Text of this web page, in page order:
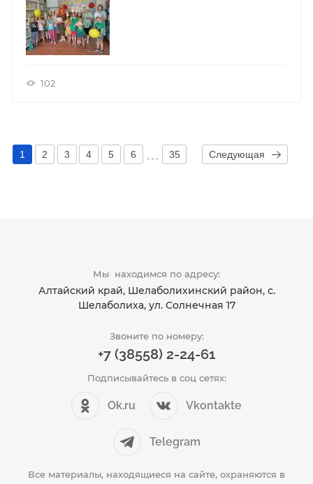
102
1 2 3 4 5 6 35 Следующая
Мы находимся по адресу:
Алтайский край, Шелаболихинский район, с.
Шелаболиха, ул. Солнечная 17
Звоните по номеру:
+7 (38558) 2-24-61
Подписывайтесь в соц сетях:
Ok.ru Vkontakte
Telegram
Все материалы, находящиеся на сайте, охраняются в